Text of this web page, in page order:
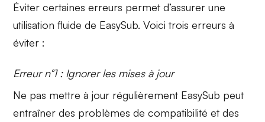
Éviter certaines erreurs permet d’assurer une
utilisation fluide de EasySub. Voici trois erreurs à
éviter :
Erreur n°1 : Ignorer les mises à jour
Ne pas mettre à jour régulièrement EasySub peut
entraîner des problèmes de compatibilité et des